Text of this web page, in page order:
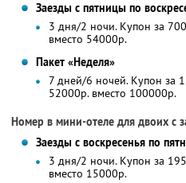
Заезды с пятницы по
3 дня/2 ночи. Купон за
вместо 54000р.
Пакет «Неделя»
7 дней/6 ночей. Купон за
52000р. вместо 100000р.
Номер в мини-отеле для двоих с
Заезды с воскресенья по
3 дня/2 ночи. Купон за
вместо 15000р.